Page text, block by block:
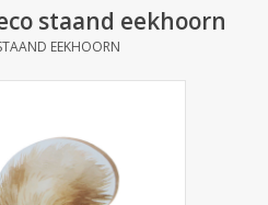
staand eekhoorn
EEKHOORN